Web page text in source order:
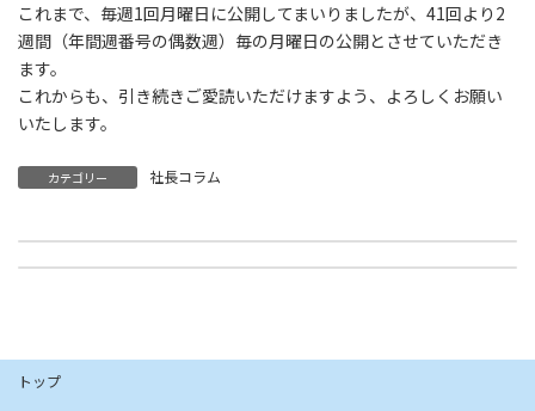
これまで、毎週1回月曜日に公開してまいりましたが、41回より2
週間（年間週番号の偶数週）毎の月曜日の公開とさせていただき
ます。
これからも、引き続きご愛読いただけますよう、よろしくお願い
いたします。
カテゴリー 社長コラム
社長コラム「45.中小企業の抱える問題（企業規模と組織形態）」を公開しました。
トップ